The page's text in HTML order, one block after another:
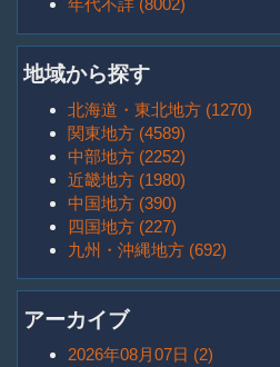
年代不詳 (8002)
地域から探す
北海道・東北地方 (1270)
関東地方 (4589)
中部地方 (2252)
近畿地方 (1980)
中国地方 (390)
四国地方 (227)
九州・沖縄地方 (692)
アーカイブ
2026年08月07日 (2)